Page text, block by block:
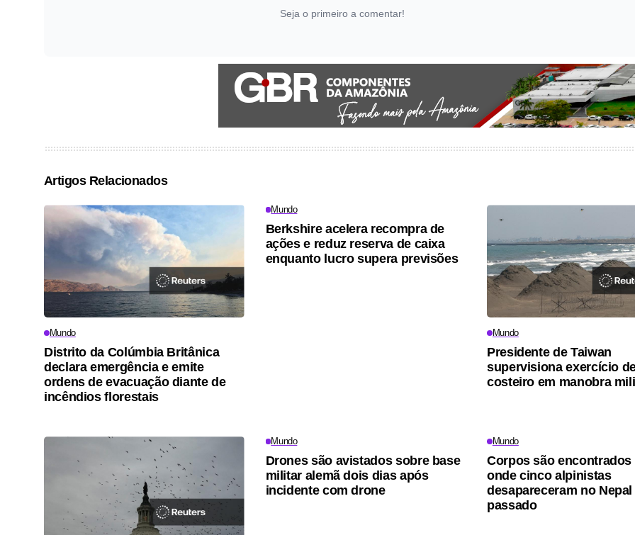
Seja o primeiro a comentar!
Artigos Relacionados
Mundo
Distrito da Colúmbia Britânica
declara emergência e emite
ordens de evacuação diante de
incêndios florestais
Mundo
Berkshire acelera recompra de
ações e reduz reserva de caixa
enquanto lucro supera previsões
Mundo
Presidente de Taiwan
supervisiona exercício
costeiro em manobra
Mundo
Drones são avistados sobre base
militar alemã dois dias após
incidente com drone
Mundo
Corpos são encontrados
onde cinco alpinistas
desapareceram no Nepal
passado